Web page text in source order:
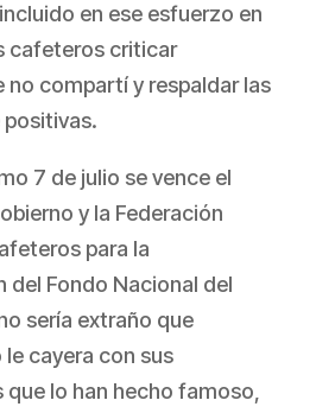
en ese esfuerzo en
cafeteros criticar
no compartí y respaldar las
7 de julio se vence el
y la Federación
para la
del Fondo Nacional del
sería extraño que
cayera con sus
lo han hecho famoso,